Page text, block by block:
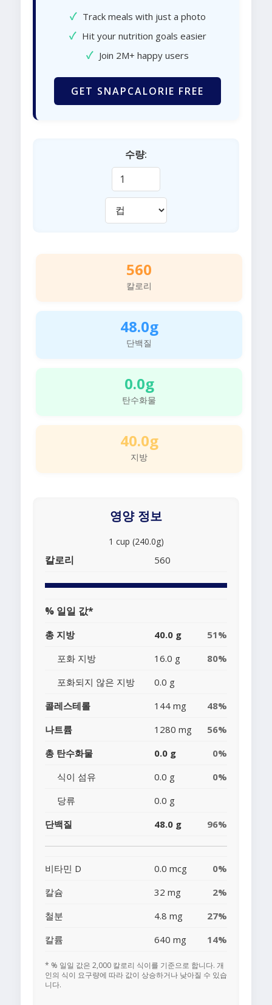
✓ Track meals with just a photo
✓ Hit your nutrition goals easier
✓ Join 2M+ happy users
GET SNAPCALORIE FREE
수량:
560
칼로리
48.0g
단백질
0.0g
탄수화물
40.0g
지방
영양 정보
1 cup (240.0g)
칼로리 560
% 일일 값*
총 지방 40.0 g
51%
포화 지방
16.0 g
80%
포화되지 않은 지방
0.0 g
콜레스테롤
144 mg
48%
나트륨
1280 mg
56%
총 탄수화물
0.0 g
0%
식이 섬유
0.0 g
0%
당류
0.0 g
단백질
48.0 g 96%
비타민 D 0.0 mcg
0%
칼슘
32 mg
2%
철분
4.8 mg
27%
칼륨
640 mg 14%
* % 일일 값은 2,000 칼로리 식이를 기준으로 합니다. 개
인의 식이 요구량에 따라 값이 상승하거나 낮아질 수 있습
니다.